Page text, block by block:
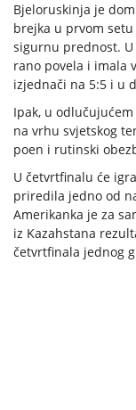
Bjeloruskinja je
brejka u prvom
sigurnu prednost.
rano povela i imala
izjednači na 5:5 i u
Ipak, u
na vrhu svjetskog
poen i rutinski
U četvrtfinalu će
priredila jedno od
Amerikanka je za
iz Kazahstana
četvrtfinala jednog